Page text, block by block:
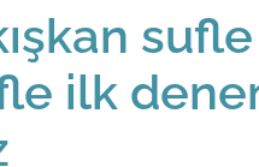
sufle
ilk